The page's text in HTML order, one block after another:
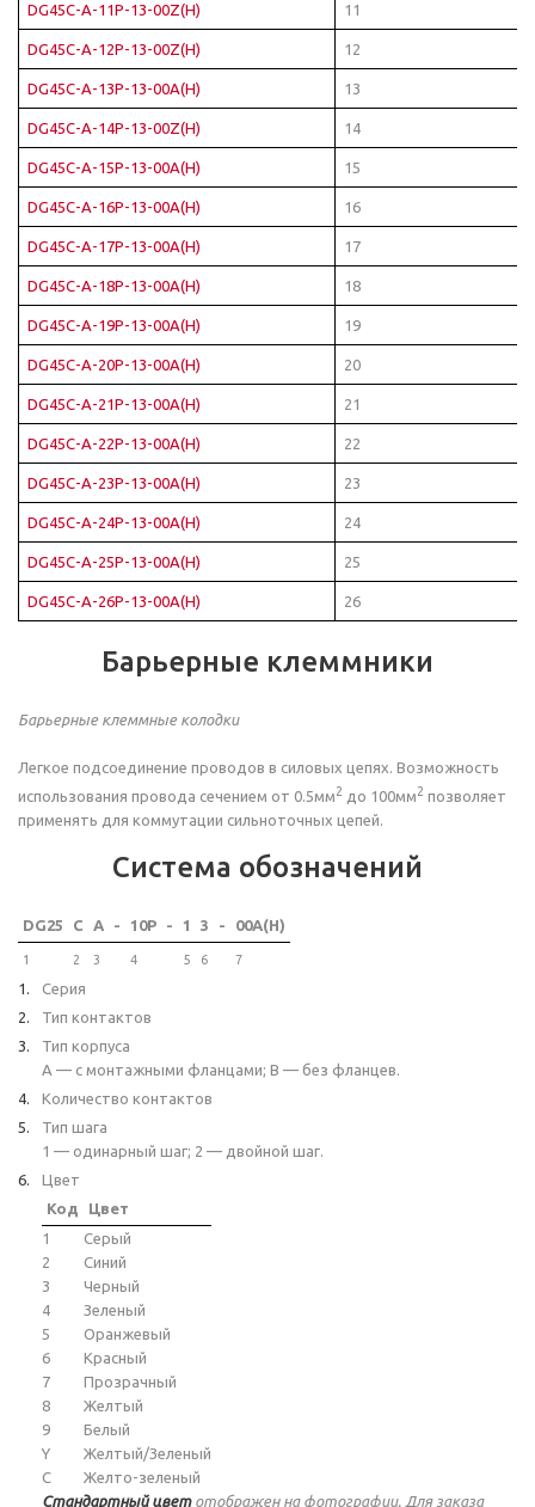
DG45C-A-11P-13-00Z(H) 11
DG45C-A-12P-13-00Z(H) 12
DG45C-A-13P-13-00A(H) 13
DG45C-A-14P-13-00Z(H) 14
DG45C-A-15P-13-00A(H) 15
DG45C-A-16P-13-00A(H) 16
DG45C-A-17P-13-00A(H) 17
DG45C-A-18P-13-00A(H) 18
DG45C-A-19P-13-00A(H) 19
DG45C-A-20P-13-00A(H) 20
DG45C-A-21P-13-00A(H) 21
DG45C-A-22P-13-00A(H) 22
DG45C-A-23P-13-00A(H) 23
DG45C-A-24P-13-00A(H) 24
DG45C-A-25P-13-00A(H) 25
DG45C-A-26P-13-00A(H) 26
Барьерные клеммники
Барьерные клеммные колодки
Легкое подсоединение проводов в силовых цепях. Возможность
использования провода сечением от 0.5мм2 до 100мм2 позволяет
применять для коммутации сильноточных цепей.
Система обозначений
DG25 C A - 10P - 1 3 - 00A(H)
1 2 3 4 5 6 7
Серия
Тип контактов
Тип корпуса
A — с монтажными фланцами; B — без фланцев.
Количество контактов
Тип шага
1 — одинарный шаг; 2 — двойной шаг.
Цвет
Код
Цвет
1
Серый
2
Синий
3
Черный
4
Зеленый
5
Оранжевый
6
Красный
7
Прозрачный
8
Желтый
9
Белый
Y
Желтый/Зеленый
C
Желто-зеленый
Стандартный цветотображен на фотографии. Для заказа